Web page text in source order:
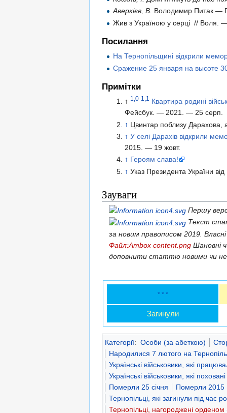
Аверкієв, В. Володимир Питак —
Жив з Україною у серці //
Посилання
На Тернопільщині відкрили
Сражение 25 января на высоте
Примітки
↑ 1,0 1,1 Квартира родині
Фейсбук. — 2021. — 25 серп.
↑ Цвинтар поблизу Дарахова,
↑ У селі Дарахів відкрили
2015. — 19 жовт.
↑ Героям слава!
↑ Указ Президента України
Зауваги
Першу
Текст
за новим правописом 2019.
Файл:Ambox content.png Шановні
доповнити статтю новими чи
* * *
Загинули
Категорії: Особи (за абеткою)
Народилися 7 лютого на
Українські військовики, які
Українські військовики, які
Померли 25 січня
Померли 2015
Тернопільці, які загинули під час
Тернопільці, нагороджені орденом